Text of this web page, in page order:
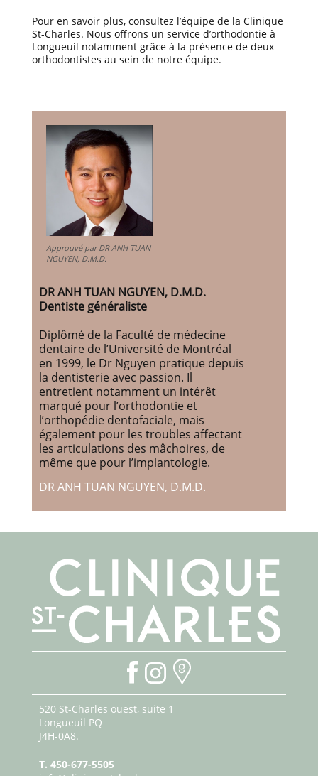
Pour en savoir plus, consultez l’équipe de la Clinique
St-Charles. Nous offrons un service d’orthodontie à
Longueuil notamment grâce à la présence de deux
orthodontistes au sein de notre équipe.
Approuvé par DR ANH TUAN
NGUYEN, D.M.D.
DR ANH TUAN NGUYEN, D.M.D.
Dentiste généraliste
Diplômé de la Faculté de médecine
dentaire de l’Université de Montréal
en 1999, le Dr Nguyen pratique depuis
la dentisterie avec passion. Il
entretient notamment un intérêt
marqué pour l’orthodontie et
l’orthopédie dentofaciale, mais
également pour les troubles affectant
les articulations des mâchoires, de
même que pour l’implantologie.
DR ANH TUAN NGUYEN, D.M.D.
520 St-Charles ouest, suite 1
Longueuil PQ
J4H-0A8.
T. 450-677-5505